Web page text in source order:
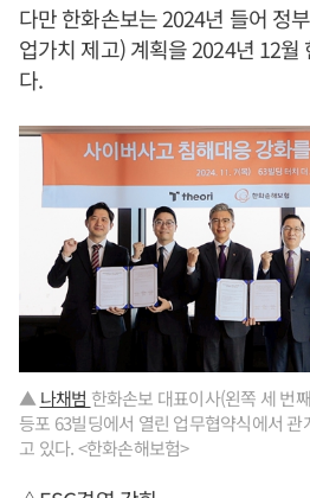
다만 한화손보는 2024년 들어 정
업가치 제고) 계획을 2024년 12월
다.
▲ 나채범 한화손보 대표이사(왼쪽 세 번
등포 63빌딩에서 열린 업무협약식에서
고 있다. <한화손해보험>